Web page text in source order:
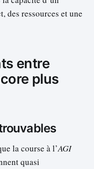
des ressources et une
entre
plus
la course à l’AGI
quasi